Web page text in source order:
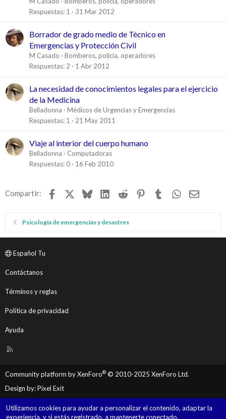
Respuestas 1 31 Mar 2012
Borrador de grado medio de Técnico en
Emergencias y Protección Civil
M Casado
Bomberos, policía, operadores
Respuestas 2 1 Abr 2012
La necesidad de conocimientos legales para el ejercicio
de la Medicina
Belladonna
Médicos de Urgencias y Emergencias
Respuestas 1 21 May 2011
Viaje al interior del cuerpo humano
Belladonna
Computadoras
Respuestas 0 16 Feb 2010
Compartir: Facebook BlueskyLinkedIn
Reddit Pinterest
TumblrWhatsApp
Email
Psicología de emergencias y desastres
Español Tu
Contáctanos
Términos y reglas
Política de privacidad
Ayuda
R
Community platform by XenForo® © 2010-2025 XenForo Ltd.
Design by:Pixel Exit
Utilizamos cookies para ayudar a personalizar el contenido, adaptar la
experiencia, y si estás registrado, a mantenerte conectado.